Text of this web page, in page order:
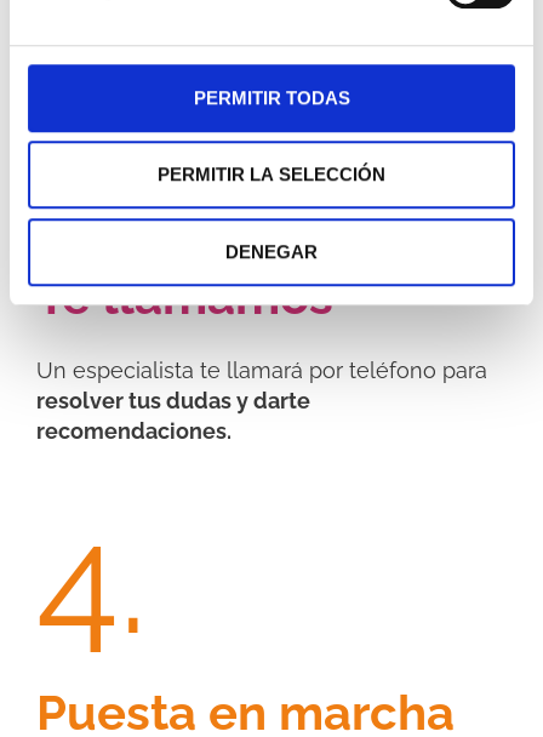
PERMITIR TODAS
PERMITIR LA SELECCIÓN
DENEGAR
y el coste del servicio.
3.
Te llamamos
Un especialista te llamará por teléfono para
resolver tus dudas y darte
recomendaciones.
4.
Puesta en marcha